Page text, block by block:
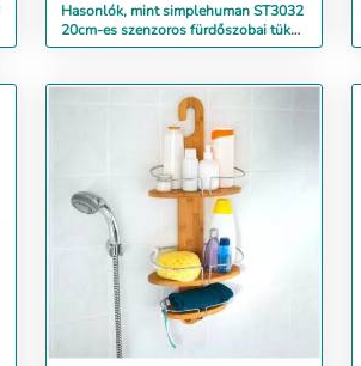
Hasonlók, mint simplehuman ST3032
20cm-es szenzoros fürdőszobai tükör
5x nagyítá...